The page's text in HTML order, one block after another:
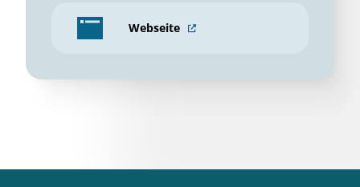
Webseite